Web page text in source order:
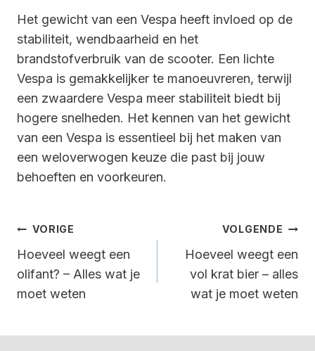
Het gewicht van een Vespa heeft invloed op de
stabiliteit, wendbaarheid en het
brandstofverbruik van de scooter. Een lichte
Vespa is gemakkelijker te manoeuvreren, terwijl
een zwaardere Vespa meer stabiliteit biedt bij
hogere snelheden. Het kennen van het gewicht
van een Vespa is essentieel bij het maken van
een weloverwogen keuze die past bij jouw
behoeften en voorkeuren.
Bericht
Navigatie
VORIGE
Hoeveel weegt een
olifant? – Alles wat je
moet weten
VOLGENDE
Hoeveel weegt een
vol krat bier – alles
wat je moet weten